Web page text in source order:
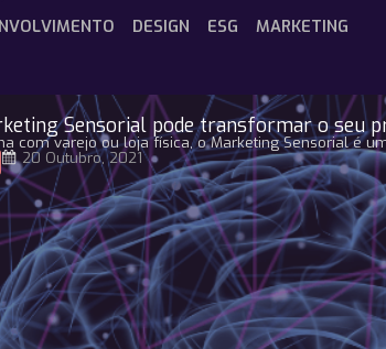
DESIGN ESG MARKETING
Sensorial pode transformar o seu
com varejo ou loja física, o Marketing Sensorial é
20 Outubro, 2021